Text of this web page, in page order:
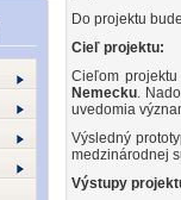
Do projektu
Cieľ projektu:
Cieľom
Nemecku.
uvedomia
Výsledný
medzinárodnej
Výstupy